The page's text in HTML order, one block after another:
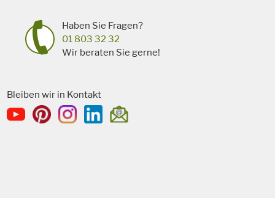
Haben Sie Fragen?
01 803 32 32
Wir beraten Sie gerne!
Bleiben wir in Kontakt